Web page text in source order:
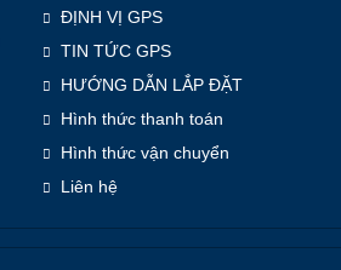
ĐỊNH VỊ GPS
TIN TỨC GPS
HƯỚNG DẪN LẮP ĐẶT
Hình thức thanh toán
Hình thức vận chuyển
Liên hệ